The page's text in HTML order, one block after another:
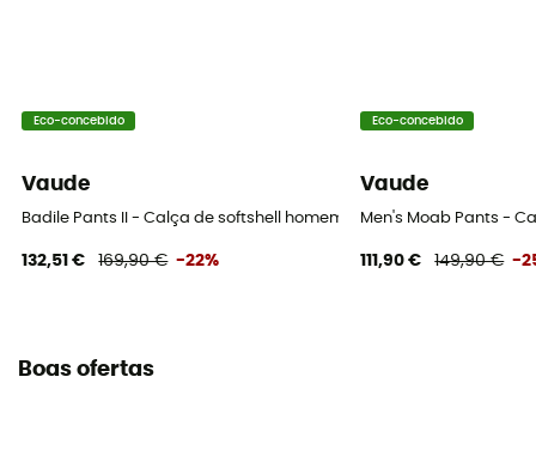
Eco-concebido
Vaude
Badile Pants II - Calça de softshell homem
132,51 € 169,90 € -22%
Eco-concebido
Vaude
Men's Moab Pants -
111,90 € 149,90 € -
Boas ofertas